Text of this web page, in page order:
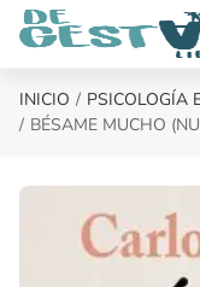
Saltar al contenido
INICIO
PSICOLOGÍA
BÉSAME MUCHO